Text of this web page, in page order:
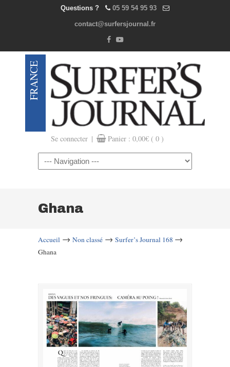
Questions ? 05 59 54 95 93
contact@surfersjournal.fr
Se connecter | Panier : 0,00€ ( 0 )
Navigation
Ghana
Accueil → Non classé → Surfer’s Journal 168 →
Ghana